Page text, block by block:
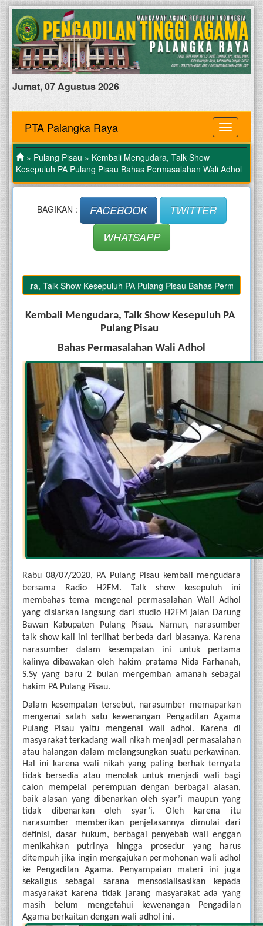
Jumat, 07 Agustus 2026
MENU
PTA Palangka Raya
» Pulang Pisau » Kembali Mengudara, Talk Show
Kesepuluh PA Pulang Pisau Bahas Permasalahan Wali Adhol
BAGIKAN : FACEBOOK
TWITTER
WHATSAPP
Talk Show Kesepuluh PA Pulang Pisau Bahas Permasalahan
Kembali Mengudara, Talk Show Kesepuluh PA
Pulang Pisau
Bahas Permasalahan Wali Adhol
Rabu 08/07/2020, PA Pulang Pisau kembali mengudara
bersama Radio H2FM. Talk show kesepuluh ini
membahas tema mengenai permasalahan Wali Adhol
yang disiarkan langsung dari studio H2FM jalan Darung
Bawan Kabupaten Pulang Pisau. Namun, narasumber
talk show kali ini terlihat berbeda dari biasanya. Karena
narasumber dalam kesempatan ini untuk pertama
kalinya dibawakan oleh hakim pratama Nida Farhanah,
S.Sy yang baru 2 bulan mengemban amanah sebagai
hakim PA Pulang Pisau.
Dalam kesempatan tersebut, narasumber memaparkan
mengenai salah satu kewenangan Pengadilan Agama
Pulang Pisau yaitu mengenai wali adhol. Karena di
masyarakat terkadang wali nikah menjadi permasalahan
atau halangan dalam melangsungkan suatu perkawinan.
Hal ini karena wali nikah yang paling berhak ternyata
tidak bersedia atau menolak untuk menjadi wali bagi
calon mempelai perempuan dengan berbagai alasan,
baik alasan yang dibenarkan oleh syar’i maupun yang
tidak dibenarkan oleh syar’i. Oleh karena itu
narasumber memberikan penjelasannya dimulai dari
definisi, dasar hukum, berbagai penyebab wali enggan
menikahkan putrinya hingga prosedur yang harus
ditempuh jika ingin mengajukan permohonan wali adhol
ke Pengadilan Agama. Penyampaian materi ini juga
sekaligus sebagai sarana mensosialisasikan kepada
masyarakat karena tidak jarang masyarakat ada yang
masih belum mengetahui kewenangan Pengadilan
Agama berkaitan dengan wali adhol ini.